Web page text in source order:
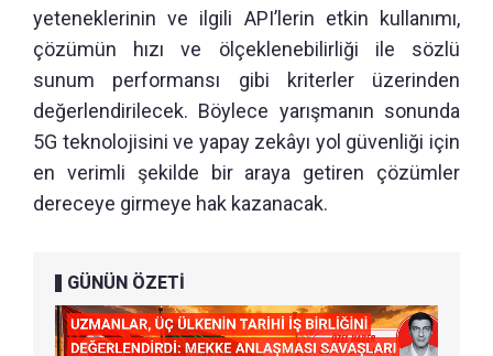
yeteneklerinin ve ilgili API’lerin etkin kullanımı,
çözümün hızı ve ölçeklenebilirliği ile sözlü
sunum performansı gibi kriterler üzerinden
değerlendirilecek. Böylece yarışmanın sonunda
5G teknolojisini ve yapay zekâyı yol güvenliği için
en verimli şekilde bir araya getiren çözümler
dereceye girmeye hak kazanacak.
GÜNÜN ÖZETİ